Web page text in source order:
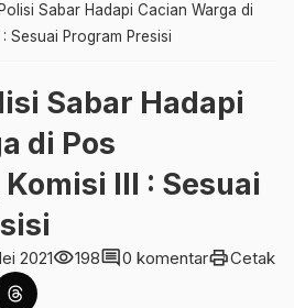
Sabar Hadapi Cacian Warga di
Sesuai Program Presisi
Sabar Hadapi
di Pos
III : Sesuai
2021visibility198comment0 komentarprintCetak